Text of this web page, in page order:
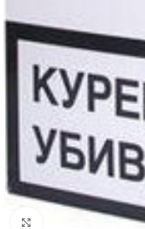
Нажмите, чтобы